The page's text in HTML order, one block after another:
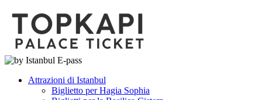
Attrazioni di Istanbul
Biglietto per Hagia Sophia